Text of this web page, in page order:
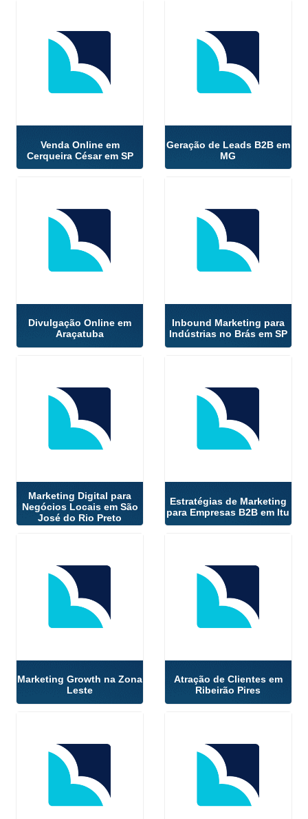
Venda Online em
Cerqueira César em SP
Geração de Leads B2B em
MG
Divulgação Online em
Araçatuba
Inbound Marketing para
Indústrias no Brás em SP
Marketing Digital para
Negócios Locais em São
José do Rio Preto
Estratégias de Marketing
para Empresas B2B em Itu
Marketing Growth na Zona
Leste
Atração de Clientes em
Ribeirão Pires